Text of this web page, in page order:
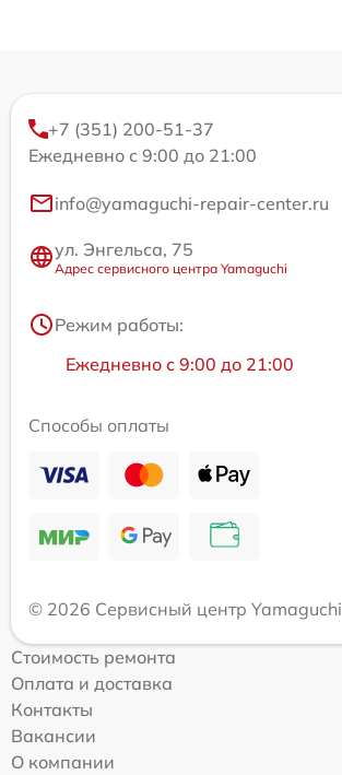
+7 (351) 200-51-37
Ежедневно с 9:00 до 21:00
info@yamaguchi-repair-center.ru
ул. Энгельса, 75
Адрес сервисного центра Yamaguchi
Режим работы:
Ежедневно с 9:00 до 21:00
Способы оплаты
© 2026 Сервисный центр Yamaguchi
Стоимость ремонта
Оплата и доставка
Контакты
Вакансии
О компании